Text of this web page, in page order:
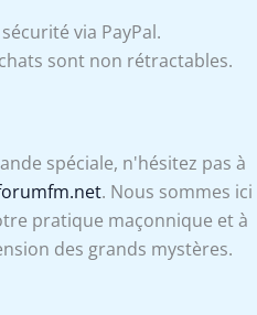
via PayPal.
sont non rétractables.
spéciale, n'hésitez pas à
. Nous sommes ici
pratique maçonnique et à
des grands mystères.